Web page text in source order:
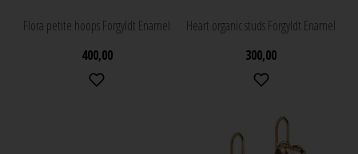
Flora petite hoops Forgyldt Enamel
400,00
Heart organic studs Forgyldt Enamel
300,00